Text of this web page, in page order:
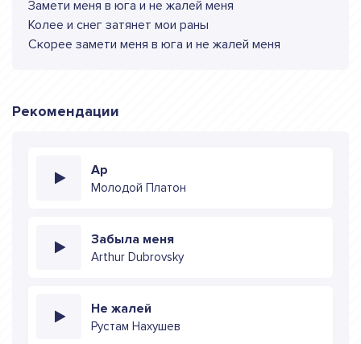
Замети меня в юга и не жалей меня
Колее и снег затянет мои раны
Скорее замети меня в юга и не жалей меня
Рекомендации
Ap
Молодой Платон
Забыла меня
Arthur Dubrovsky
Не жалей
Рустам Нахушев